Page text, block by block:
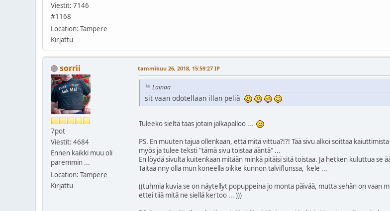
Viestit: 7146
#1168
Location: Tampere
Kirjattu
sorrii
7pot
Viestit: 4684
Ennen kaikki muu oli
paremmin ...
Location: Tampere
Kirjattu
tammikuu 26, 2018, 15:59:27 IP
Lainaa
sit vaan odotellaan illan peliä
Tuleeko sieltä taas jotain jalkapalloo ...
PS. En muuten tajua ollenkaan, että mitä vittua?!?! Tää sivu alkoi soittaa
myös ja tulee teksti "tämä sivu toistaa ääntä" ...
En löydä sivulta kuitenkaan mitään minkä pitäisi sitä toistaa. Ja hetken kuluttua se
Taitaa nny olla mun koneella oikke kunnon talviflunssa, 'kele ...
((tuhmia kuvia se on näytellyt popuppeina jo monta päivää, mutta sehän on vaan
ettei tiiä mitä ne siellä kertoo ... )))